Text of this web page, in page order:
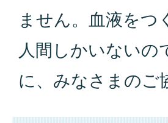
ません。血液をつ
人間しかいないの
に、みなさまのご